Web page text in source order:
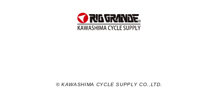
© KAWASHIMA CYCLE SUPPLY CO.,LTD.